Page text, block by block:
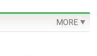
MORE